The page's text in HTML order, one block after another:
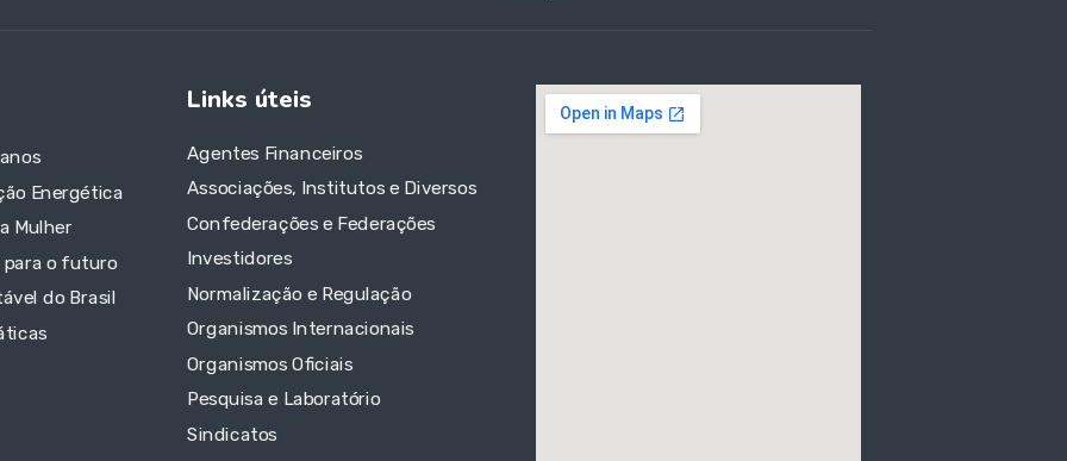
Energética
Mulher
para o futuro
do Brasil
Links úteis
Agentes Financeiros
Associações, Institutos e Diversos
Confederações e Federações
Investidores
Normalização e Regulação
Organismos Internacionais
Organismos Oficiais
Pesquisa e Laboratório
Sindicatos